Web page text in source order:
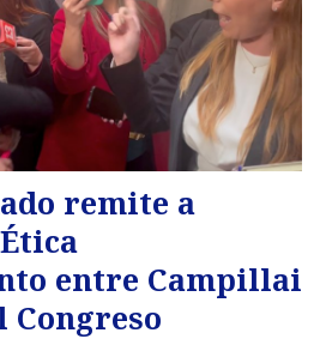
remite a
entre Campillai
Congreso